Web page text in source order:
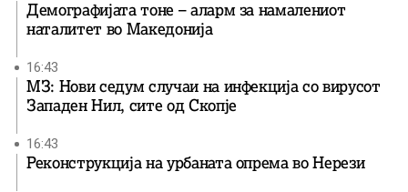
Демографијата тоне – аларм за намалениот
наталитет во Македонија
16:43
МЗ: Нови седум случаи на инфекција со вирусот
Западен Нил, сите од Скопје
16:43
Реконструкција на урбаната опрема во Нерези